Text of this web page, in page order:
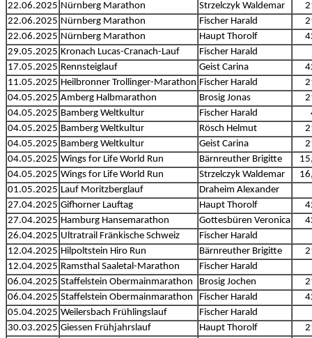
22.06.2025 Nürnberg Marathon Strzelczyk Waldemar
22.06.2025 Nürnberg Marathon Fischer Harald
22.06.2025 Nürnberg Marathon Haupt Thorolf
29.05.2025 Kronach Lucas-Cranach-Lauf
Fischer Harald
17.05.2025 Rennsteiglauf Geist Carina
11.05.2025 Heilbronner Trollinger-Marathon Fischer Harald
04.05.2025 Amberg Halbmarathon Brosig Jonas
04.05.2025 Bamberg Weltkultur Fischer Harald
04.05.2025 Bamberg Weltkultur Rösch Helmut
04.05.2025 Bamberg Weltkultur Geist Carina
04.05.2025 Wings for Life World Run Bärnreuther Brigitte
04.05.2025 Wings for Life World Run Strzelczyk Waldemar
01.05.2025 Lauf Moritzberglauf
Draheim Alexander
27.04.2025 Gifhorner Lauftag Haupt Thorolf
27.04.2025 Hamburg Hansemarathon Gottesbüren Veronica
26.04.2025 Ultratrail Fränkische Schweiz
Fischer Harald
12.04.2025 Hilpoltstein Hiro Run Bärnreuther Brigitte
12.04.2025 Ramsthal Saaletal-Marathon
Fischer Harald
06.04.2025 Staffelstein Obermainmarathon Brosig Jochen
06.04.2025 Staffelstein Obermainmarathon Fischer Harald
05.04.2025 Weilersbach Frühlingslauf
Fischer Harald
30.03.2025 Giessen Frühjahrslauf Haupt Thorolf